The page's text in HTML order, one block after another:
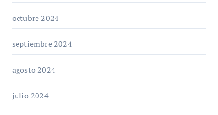
octubre 2024
septiembre 2024
agosto 2024
julio 2024